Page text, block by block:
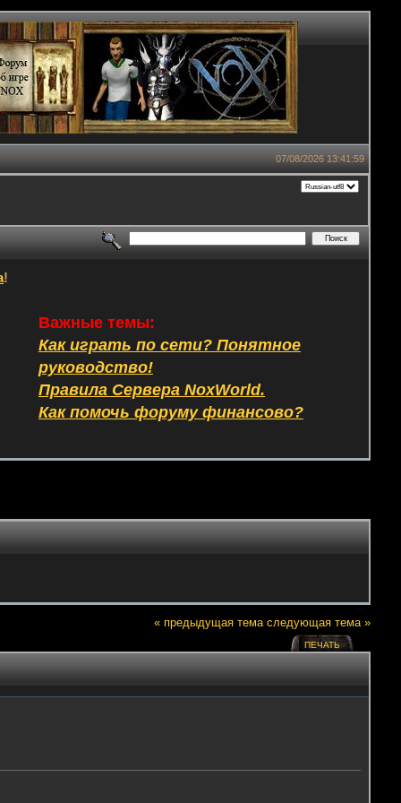
07/08/2026 13:41:59
!
Важные темы:
Как играть по сети? Понятное
руководство!
Правила Сервера NoxWorld.
Как помочь форуму финансово?
« предыдущая тема следующая тема »
ПЕЧАТЬ